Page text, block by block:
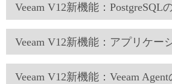
Veeam V12新機能：PostgreSQL
Veeam V12新機能：アプリケー
Veeam V12新機能：Veeam Agent